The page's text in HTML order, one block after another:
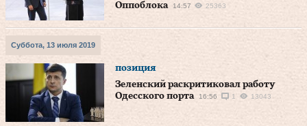
Оппоблока
14:57 25363
Суббота, 13 июля 2019
позиция
Зеленский раскритиковал работу
Одесского порта
16:56 1 13043